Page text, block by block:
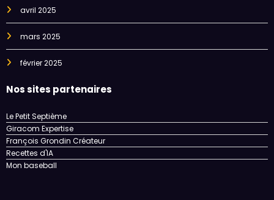
avril 2025
mars 2025
février 2025
Nos sites partenaires
Le Petit Septième
Giracom Expertise
François Grondin Créateur
Recettes d'IA
Mon baseball